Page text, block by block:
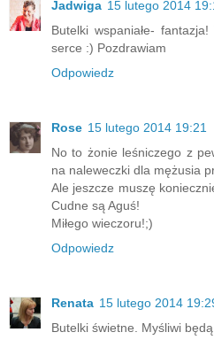
Jadwiga 15 lutego 2014
Butelki wspaniałe-
serce :) Pozdrawiam
Odpowiedz
Rose 15 lutego 2014 19:21
No to żonie leśniczego z
na naleweczki dla mężusia
Ale jeszcze muszę
Cudne są Aguś!
Miłego wieczoru!;)
Odpowiedz
Renata 15 lutego 2014
Butelki świetne. Myśliwi